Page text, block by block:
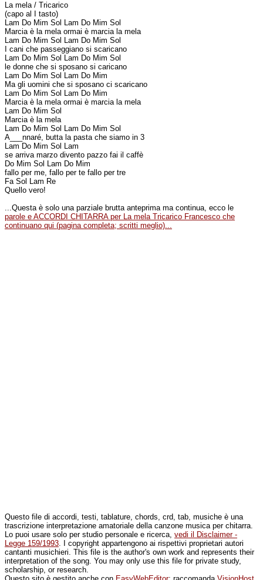
La mela / Tricarico
(capo al I tasto)
Lam Do Mim Sol Lam Do Mim Sol
Marcia è la mela ormai è marcia la mela
Lam Do Mim Sol Lam Do Mim Sol
I cani che passeggiano si scaricano
Lam Do Mim Sol Lam Do Mim Sol
le donne che si sposano si caricano
Lam Do Mim Sol Lam Do Mim
Ma gli uomini che si sposano ci scaricano
Lam Do Mim Sol Lam Do Mim
Marcia è la mela ormai è marcia la mela
Lam Do Mim Sol
Marcia è la mela
Lam Do Mim Sol Lam Do Mim Sol
A___nnaré, butta la pasta che siamo in 3
Lam Do Mim Sol Lam
se arriva marzo divento pazzo fai il caffè
Do Mim Sol Lam Do Mim
fallo per me, fallo per te fallo per tre
Fa Sol Lam Re
Quello vero!
...Questa è solo una parziale brutta anteprima ma continua, ecco le
parole e ACCORDI CHITARRA per La mela Tricarico Francesco che
continuano qui (pagina completa; scritti meglio)...
Questo file di accordi, testi, tablature, chords, crd, tab, musiche è una
trascrizione interpretazione amatoriale della canzone musica per chitarra.
Lo puoi usare solo per studio personale e ricerca, vedi il Disclaimer -
Legge 159/1993. I copyright appartengono ai rispettivi proprietari autori
cantanti musichieri. This file is the author's own work and represents their
interpretation of the song. You may only use this file for private study,
scholarship, or research.